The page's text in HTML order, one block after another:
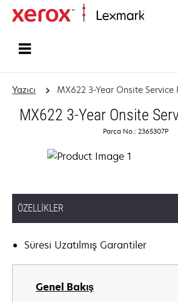
Yazıcı MX622 3-Year Onsite Service
MX622 3-Year Onsite
Parça No.: 2365307P
ÖZELLIKLER
Süresi Uzatılmış Garantiler
Genel Bakış